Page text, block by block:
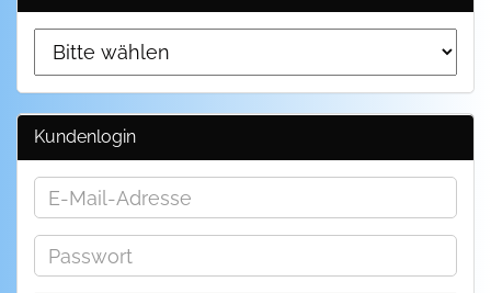
Kundenlogin
E-
Adresse
Passwort